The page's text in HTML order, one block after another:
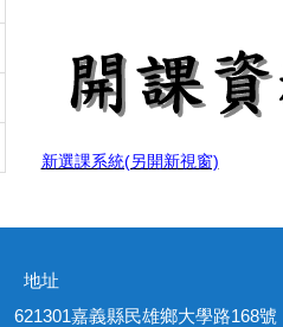
新選課系統(另開新視窗)
址
嘉義縣民雄鄉大學路168號